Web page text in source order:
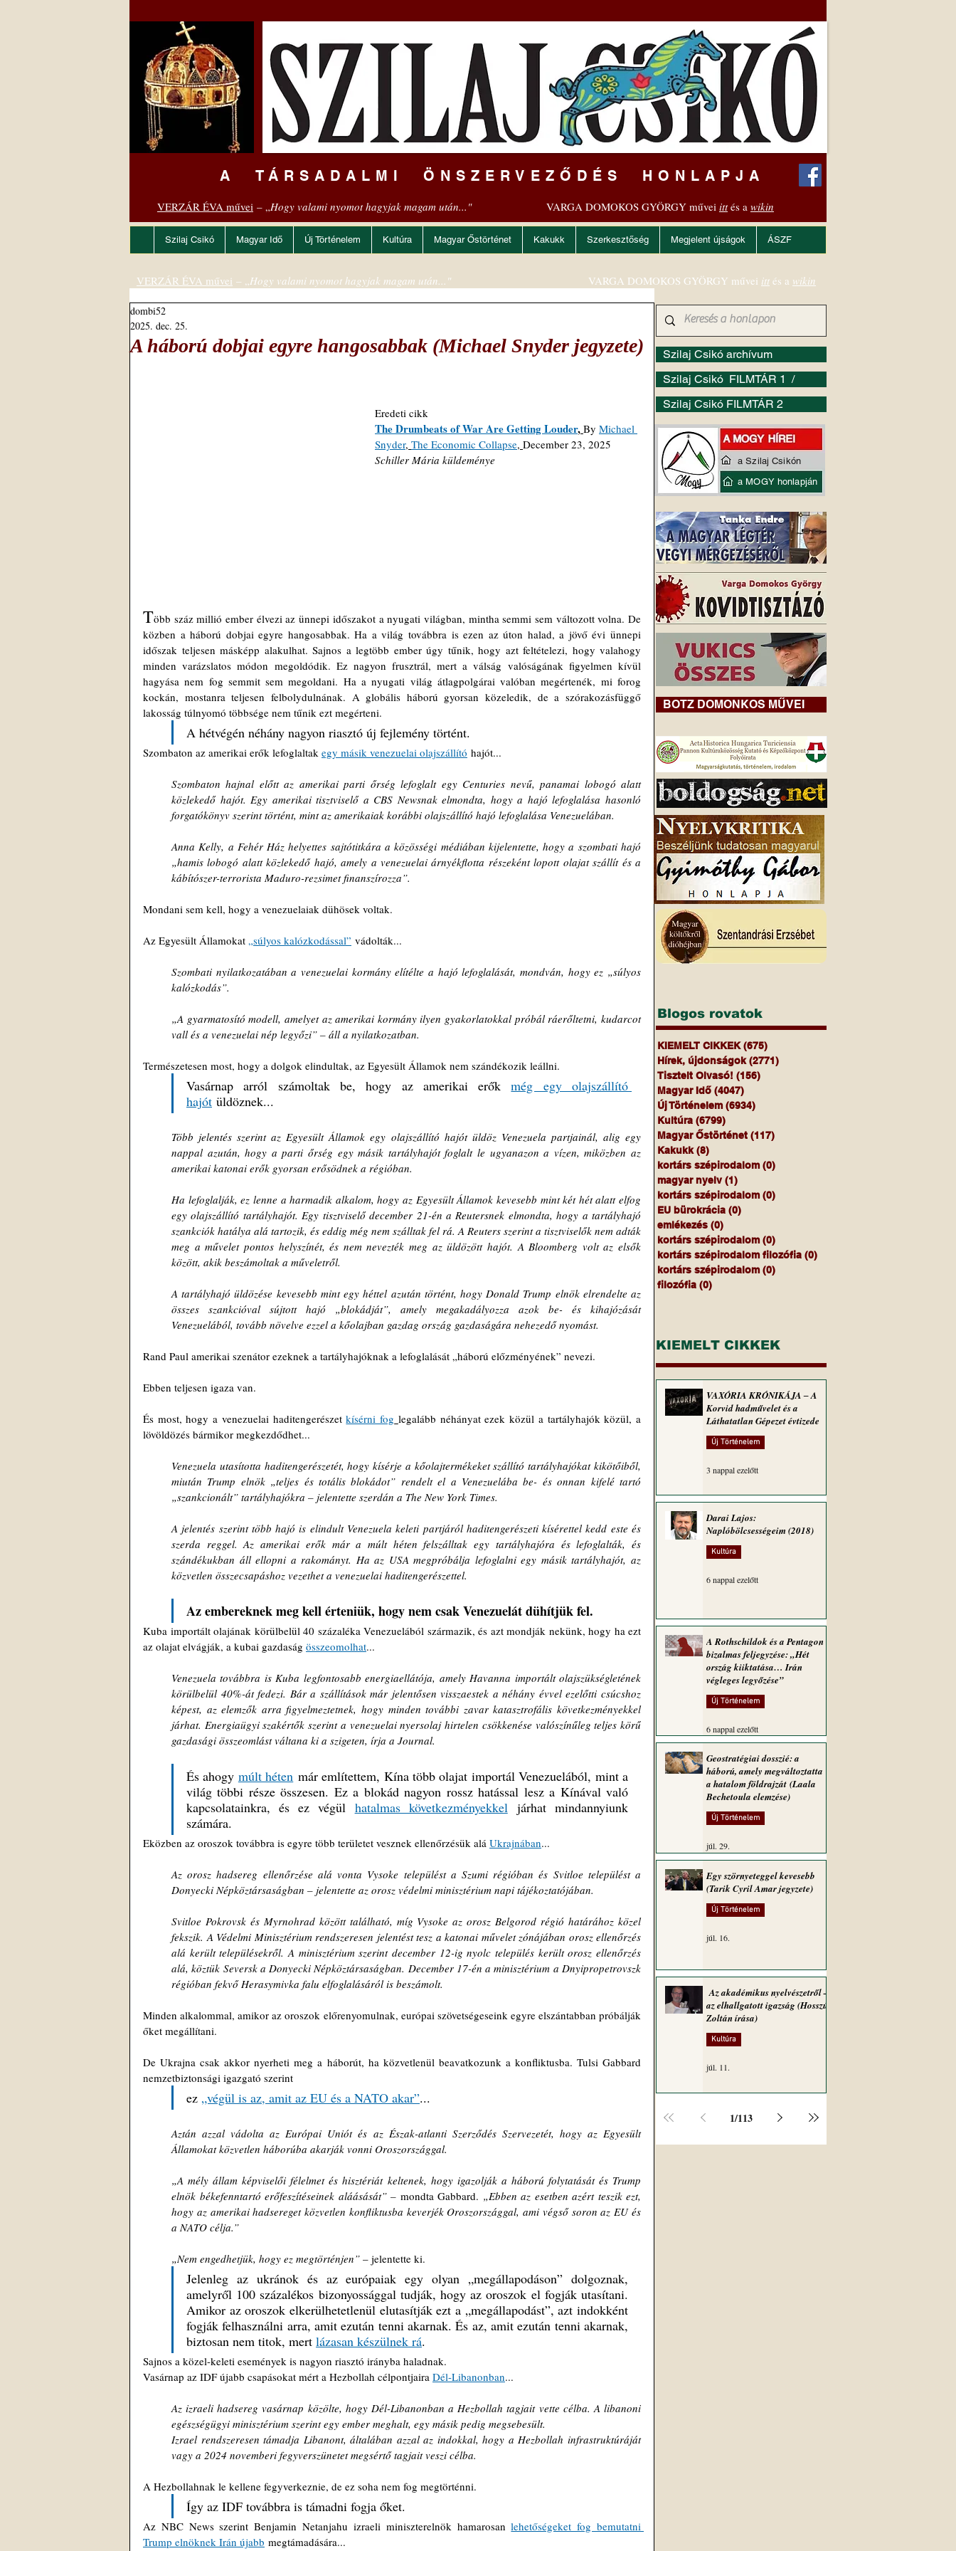
A TÁRSADALMI ÖNSZERVEZŐDÉS HONLAPJA
VERZÁR ÉVA művei – „Hogy valami nyomot hagyjak magam után..." VARGA DOMOKOS GYÖRGY művei ittés a wikin
Szilaj Csikó Magyar Idő Új Történelem Kultúra Magyar Őstörténet Kakukk Szerkesztőség Megjelent újságok ÁSZF
A háború dobjai egyre hangosabbak (Michael Snyder jegyzete)
dombi52
2025. dec. 25.
Eredeti cikk
The Drumbeats of War Are Getting Louder, By Michael
Snyder, The Economic Collapse, December 23, 2025
Schiller Mária küldeménye
Több száz millió ember élvezi az ünnepi időszakot a nyugati világban, mintha semmi sem változott volna. De
közben a háború dobjai egyre hangosabbak. Ha a világ továbbra is ezen az úton halad, a jövő évi ünnepi
időszak teljesen másképp alakulhat. Sajnos a legtöbb ember úgy tűnik, hogy azt feltételezi, hogy valahogy
minden varázslatos módon megoldódik. Ez nagyon frusztrál, mert a válság valóságának figyelmen kívül
hagyása nem fog semmit sem megoldani. Ha a nyugati világ átlagpolgárai valóban megértenék, mi forog
kockán, mostanra teljesen felbolydulnának. A globális háború gyorsan közeledik, de a szórakozásfüggő
lakosság túlnyomó többsége nem tűnik ezt megérteni.
A hétvégén néhány nagyon riasztó új fejlemény történt.
Szombaton az amerikai erők lefoglaltak egy másik venezuelai olajszállító hajót...
Szombaton hajnal előtt az amerikai parti őrség lefoglalt egy Centuries nevű, panamai lobogó alatt
közlekedő hajót. Egy amerikai tisztviselő a CBS Newsnak elmondta, hogy a hajó lefoglalása hasonló
forgatókönyv szerint történt, mint az amerikaiak korábbi olajszállító hajó lefoglalása Venezuelában.
Anna Kelly, a Fehér Ház helyettes sajtótitkára a közösségi médiában kijelentette, hogy a szombati hajó
„hamis lobogó alatt közlekedő hajó, amely a venezuelai árnyékflotta részeként lopott olajat szállít és a
kábítószer-terrorista Maduro-rezsimet finanszírozza”.
Mondani sem kell, hogy a venezuelaiak dühösek voltak.
Az Egyesült Államokat „súlyos kalózkodással” vádolták...
Szombati nyilatkozatában a venezuelai kormány elítélte a hajó lefoglalását, mondván, hogy ez „súlyos
kalózkodás”.
„A gyarmatosító modell, amelyet az amerikai kormány ilyen gyakorlatokkal próbál ráerőltetni, kudarcot
vall és a venezuelai nép legyőzi” – áll a nyilatkozatban.
Természetesen most, hogy a dolgok elindultak, az Egyesült Államok nem szándékozik leállni.
Vasárnap arról számoltak be, hogy az amerikai erők még egy olajszállító
hajót üldöznek...
Több jelentés szerint az Egyesült Államok egy olajszállító hajót üldöz Venezuela partjainál, alig egy
nappal azután, hogy a parti őrség egy másik tartályhajót foglalt le ugyanazon a vízen, miközben az
amerikai katonai erők gyorsan erősödnek a régióban.
Ha lefoglalják, ez lenne a harmadik alkalom, hogy az Egyesült Államok kevesebb mint két hét alatt elfog
egy olajszállító tartályhajót. Egy tisztviselő december 21-én a Reutersnek elmondta, hogy a tartályhajó
szankciók hatálya alá tartozik, és eddig még nem szálltak fel rá. A Reuters szerint a tisztviselők nem adták
meg a művelet pontos helyszínét, és nem nevezték meg az üldözött hajót. A Bloomberg volt az elsők
között, akik beszámoltak a műveletről.
A tartályhajó üldözése kevesebb mint egy héttel azután történt, hogy Donald Trump elnök elrendelte az
összes szankcióval sújtott hajó „blokádját”, amely megakadályozza azok be- és kihajózását
Venezuelából, tovább növelve ezzel a kőolajban gazdag ország gazdaságára nehezedő nyomást.
Rand Paul amerikai szenátor ezeknek a tartályhajóknak a lefoglalását „háború előzményének” nevezi.
Ebben teljesen igaza van.
És most, hogy a venezuelai haditengerészet kísérni fog legalább néhányat ezek közül a tartályhajók közül, a
lövöldözés bármikor megkezdődhet...
Venezuela utasította haditengerészetét, hogy kísérje a kőolajtermékeket szállító tartályhajókat kikötőiből,
miután Trump elnök „teljes és totális blokádot” rendelt el a Venezuelába be- és onnan kifelé tartó
„szankcionált” tartályhajókra – jelentette szerdán a The New York Times.
A jelentés szerint több hajó is elindult Venezuela keleti partjáról haditengerészeti kísérettel kedd este és
szerda reggel. Az amerikai erők már a múlt héten felszálltak egy tartályhajóra és lefoglalták, és
szándékukban áll ellopni a rakományt. Ha az USA megpróbálja lefoglalni egy másik tartályhajót, az
közvetlen összecsapáshoz vezethet a venezuelai haditengerészettel.
Az embereknek meg kell érteniük, hogy nem csak Venezuelát dühítjük fel.
Kuba importált olajának körülbelül 40 százaléka Venezuelából származik, és azt mondják nekünk, hogy ha ezt
az olajat elvágják, a kubai gazdaság összeomolhat...
Venezuela továbbra is Kuba legfontosabb energiaellátója, amely Havanna importált olajszükségletének
körülbelül 40%-át fedezi. Bár a szállítások már jelentősen visszaestek a néhány évvel ezelőtti csúcshoz
képest, az elemzők arra figyelmeztetnek, hogy minden további zavar katasztrofális következményekkel
járhat. Energiaügyi szakértők szerint a venezuelai nyersolaj hirtelen csökkenése valószínűleg teljes körű
gazdasági összeomlást váltana ki a szigeten, írja a Journal.
És ahogy múlt héten már említettem, Kína több olajat importál Venezuelából, mint a
világ többi része összesen. Ez a blokád nagyon rossz hatással lesz a Kínával való
kapcsolatainkra, és ez végül hatalmas következményekkel járhat mindannyiunk
számára.
Eközben az oroszok továbbra is egyre több területet vesznek ellenőrzésük alá Ukrajnában...
Az orosz hadsereg ellenőrzése alá vonta Vysoke települést a Szumi régióban és Svitloe települést a
Donyecki Népköztársaságban – jelentette az orosz védelmi minisztérium napi tájékoztatójában.
Svitloe Pokrovsk és Myrnohrad között található, míg Vysoke az orosz Belgorod régió határához közel
fekszik. A Védelmi Minisztérium rendszeresen jelentést tesz a katonai művelet zónájában orosz ellenőrzés
alá került településekről. A minisztérium szerint december 12-ig nyolc település került orosz ellenőrzés
alá, köztük Seversk a Donyecki Népköztársaságban. December 17-én a minisztérium a Dnyipropetrovszk
régióban fekvő Herasymivka falu elfoglalásáról is beszámolt.
Minden alkalommal, amikor az oroszok előrenyomulnak, európai szövetségeseink egyre elszántabban próbálják
őket megállítani.
De Ukrajna csak akkor nyerheti meg a háborút, ha közvetlenül beavatkozunk a konfliktusba. Tulsi Gabbard
nemzetbiztonsági igazgató szerint
ez „végül is az, amit az EU és a NATO akar”...
Aztán azzal vádolta az Európai Uniót és az Észak-atlanti Szerződés Szervezetét, hogy az Egyesült
Államokat közvetlen háborúba akarják vonni Oroszországgal.
„A mély állam képviselői félelmet és hisztériát keltenek, hogy igazolják a háború folytatását és Trump
elnök békefenntartó erőfeszítéseinek aláásását” – mondta Gabbard. „Ebben az esetben azért teszik ezt,
hogy az amerikai hadsereget közvetlen konfliktusba keverjék Oroszországgal, ami végső soron az EU és
a NATO célja.”
„Nem engedhetjük, hogy ez megtörténjen” – jelentette ki.
Jelenleg az ukránok és az európaiak egy olyan „megállapodáson” dolgoznak,
amelyről 100 százalékos bizonyossággal tudják, hogy az oroszok el fogják utasítani.
Amikor az oroszok elkerülhetetlenül elutasítják ezt a „megállapodást”, azt indokként
fogják felhasználni arra, amit ezután tenni akarnak. És az, amit ezután tenni akarnak,
biztosan nem titok, mert lázasan készülnek rá.
Sajnos a közel-keleti események is nagyon riasztó irányba haladnak.
Vasárnap az IDF újabb csapásokat mért a Hezbollah célpontjaira Dél-Libanonban...
Az izraeli hadsereg vasárnap közölte, hogy Dél-Libanonban a Hezbollah tagjait vette célba. A libanoni
egészségügyi minisztérium szerint egy ember meghalt, egy másik pedig megsebesült.
Izrael rendszeresen támadja Libanont, általában azzal az indokkal, hogy a Hezbollah infrastruktúráját
vagy a 2024 novemberi fegyverszünetet megsértő tagjait veszi célba.
A Hezbollahnak le kellene fegyverkeznie, de ez soha nem fog megtörténni.
Így az IDF továbbra is támadni fogja őket.
Az NBC News szerint Benjamin Netanjahu izraeli miniszterelnök hamarosan lehetőségeket fog bemutatni
Trump elnöknek Irán újabb megtámadására...
Szilaj Csikó archívum
Szilaj Csikó FILMTÁR 1 /
Szilaj Csikó FILMTÁR 2
VERZÁR ÉVA művei – „Hogy valami nyomot hagyjak magam után..." VARGA DOMOKOS GYÖRGY művei itt és a wikin
BOTZ DOMONKOS MŰVEI
Blogos rovatok
KIEMELT CIKKEK (675)
Hírek, újdonságok (2771)
Tisztelt Olvasó! (156)
Magyar Idő (4047)
Új Történelem (6934)
Kultúra (6799)
Magyar Őstörténet (117)
Kakukk (8)
kortárs szépirodalom (0)
magyar nyelv (1)
kortárs szépirodalom (0)
EU bürokrácia (0)
emlékezés (0)
kortárs szépirodalom (0)
kortárs szépirodalom filozófia (0)
kortárs szépirodalom (0)
filozófia (0)
KIEMELT CIKKEK
VAXÓRIA KRÓNIKÁJA ‒ A
Korvid hadművelet és a
Láthatatlan Gépezet évtizede
Új Történelem
3 nappal ezelőtt
Darai Lajos:
Naplóbölcsességeim (2018)
Kultúra
6 nappal ezelőtt
A Rothschildok és a Pentagon
bizalmas feljegyzése: „Hét
ország kiiktatása… Irán
végleges legyőzése”
Új Történelem
6 nappal ezelőtt
Geostratégiai dosszié: a
háború, amely megváltoztatta
a hatalom földrajzát (Laala
Bechetoula elemzése)
Új Történelem
júl. 29.
Egy szörnyeteggel kevesebb
(Tarik Cyril Amar jegyzete)
Új Történelem
júl. 16.
Az akadémikus nyelvészetről –
az elhallgatott igazság (Hosszú
Zoltán írása)
Kultúra
júl. 11.
1/113
a Szilaj Csikón
a MOGY honlapján